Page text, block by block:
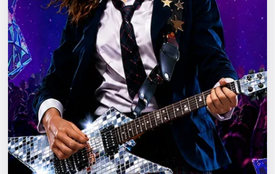
Города
Площадки
Артисты
Рейтинги